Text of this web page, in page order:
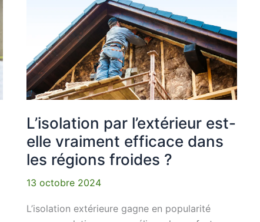
L’isolation par l’extérieur est-
elle vraiment efficace dans
les régions froides ?
13 octobre 2024
L’isolation extérieure gagne en popularité
l’extérieur
elle
vraiment
efficace
dans
les
régions
froides
?